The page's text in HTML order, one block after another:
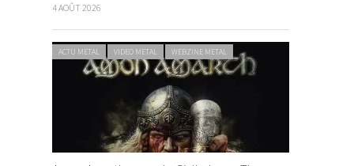
4 AOÛT 2026
ACTU METAL VIDEO METAL WEBZINE METAL